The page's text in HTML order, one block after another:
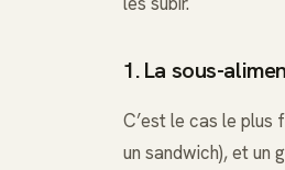
1. La sous-
C’est le cas le plus
un sandwich), et un